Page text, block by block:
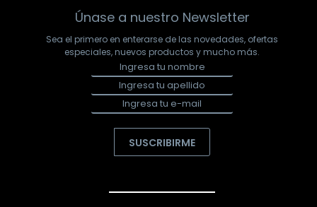
Únase a nuestro Newsletter
Sea el primero en enterarse de las novedades, ofertas
especiales, nuevos productos y mucho más.
SUSCRIBIRME